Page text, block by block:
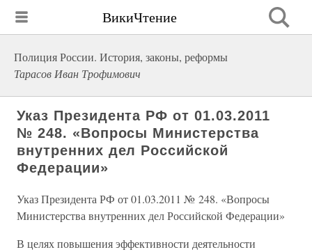
ВикиЧтение
Полиция России. История, законы, реформы
Тарасов Иван Трофимович
Указ Президента РФ от 01.03.2011
№ 248. «Вопросы Министерства
внутренних дел Российской
Федерации»
Указ Президента РФ от 01.03.2011 № 248. «Вопросы
Министерства внутренних дел Российской Федерации»
В целях повышения эффективности деятельности